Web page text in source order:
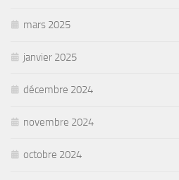
mars 2025
janvier 2025
décembre 2024
novembre 2024
octobre 2024